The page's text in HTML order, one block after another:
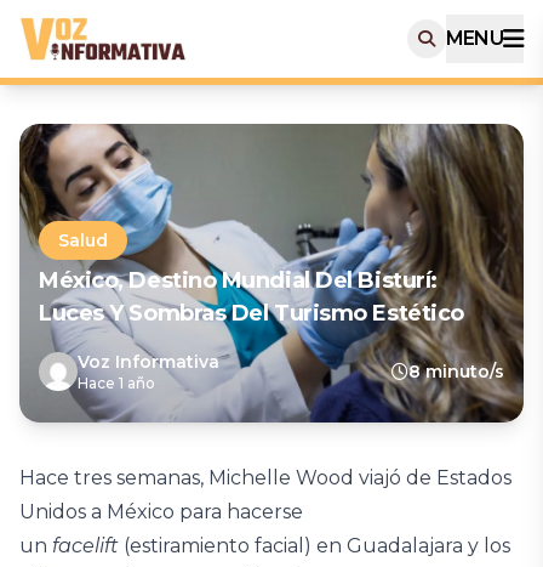
MENU
Salud
México, Destino Mundial Del Bisturí:
Luces Y Sombras Del Turismo Estético
Voz Informativa
Hace 1 año
8 minuto/s
Hace tres semanas, Michelle Wood viajó de Estados
Unidos a México para hacerse
un facelift (estiramiento facial) en Guadalajara y los